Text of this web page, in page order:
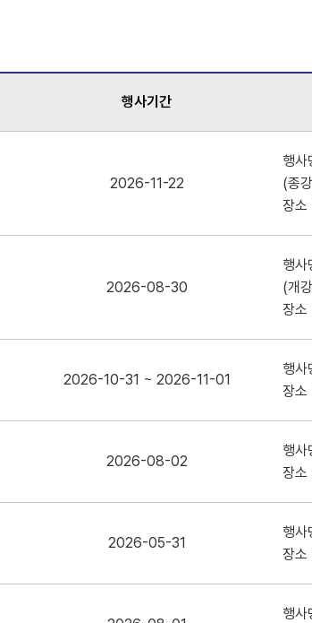
행사기간
2026-11-22
행
(종
장소
2026-08-30
행
(개
장소
2026-10-31 ~ 2026-11-01
행사
장소
2026-08-02
행사
장소
2026-05-31
행사
장소
행사